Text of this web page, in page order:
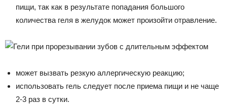
пищи, так как в результате попадания большого
количества геля в желудок может произойти отравление.
может вызвать резкую аллергическую реакцию;
использовать гель следует после приема пищи и не чаще
2-3 раз в сутки.